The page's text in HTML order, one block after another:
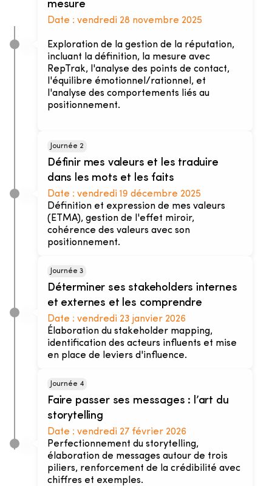
mesure
Date : vendredi 28 novembre 2025
Exploration de la gestion de la réputation,
incluant la définition, la mesure avec
RepTrak, l'analyse des points de contact,
l'équilibre émotionnel/rationnel, et
l'analyse des comportements liés au
positionnement.
Journée 2
Définir mes valeurs et les traduire
dans les mots et les faits
Date : vendredi 19 décembre 2025
Définition et expression de mes valeurs
(ETMA), gestion de l'effet miroir,
cohérence des valeurs avec son
positionnement.
Journée 3
Déterminer ses stakeholders internes
et externes et les comprendre
Date : vendredi 23 janvier 2026
Élaboration du stakeholder mapping,
identification des acteurs influents et mise
en place de leviers d'influence.
Journée 4
Faire passer ses messages : l’art du
storytelling
Date : vendredi 27 février 2026
Perfectionnement du storytelling,
élaboration de messages autour de trois
piliers, renforcement de la crédibilité avec
chiffres et exemples.